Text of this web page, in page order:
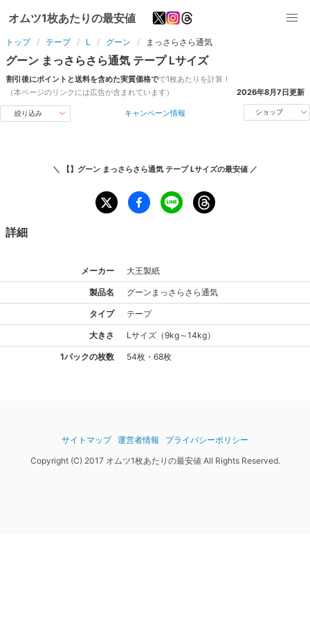
オムツ1枚あたりの最安値
トップ テープ L グーン まっさらさら通気
グーン まっさらさら通気 テープ Lサイズ
割引後にポイントと送料を含めた実質価格でで1枚あたりを計算！
（本ページのリンクには広告が含まれています）
2026年8月7日更新
絞り込み キャンペーン情報 ショップ
＼ 【】グーン まっさらさら通気 テープ Lサイズの最安値 ／
詳細
メーカー 大王製紙
製品名 グーン まっさらさら通気
タイプ テープ
大きさ Lサイズ （9kg～14kg）
1パックの枚数 54枚・68枚
サイトマップ 運営者情報
プライバシーポリシー
Copyright (C) 2017 オムツ1枚あたりの最安値 All Rights Reserved.